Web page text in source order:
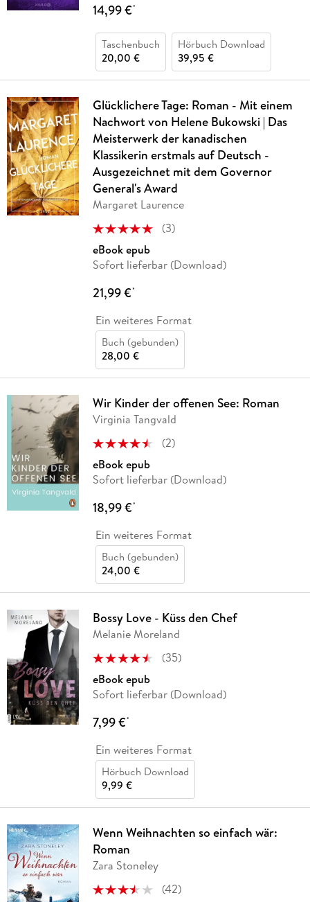
14,99 €*
Taschenbuch
20,00 €
Hörbuch Download
39,95 €
Glücklichere Tage: Roman - Mit einem
Nachwort von Helene Bukowski | Das
Meisterwerk der kanadischen
Klassikerin erstmals auf Deutsch -
Ausgezeichnet mit dem Governor
General's Award
Margaret Laurence
(3)
eBook epub
Sofort lieferbar (Download)
21,99 €*
Ein weiteres Format
Buch (gebunden)
28,00 €
Wir Kinder der offenen See: Roman
Virginia Tangvald
(2)
eBook epub
Sofort lieferbar (Download)
18,99 €*
Ein weiteres Format
Buch (gebunden)
24,00 €
Bossy Love - Küss den Chef
Melanie Moreland
(35)
eBook epub
Sofort lieferbar (Download)
7,99 €*
Ein weiteres Format
Hörbuch Download
9,99 €
Wenn Weihnachten so einfach wär:
Roman
Zara Stoneley
(42)